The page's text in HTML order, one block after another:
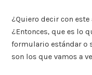
¿Quiero decir con
¿Entonces, que es lo
formulario estándar o
son los que vamos a